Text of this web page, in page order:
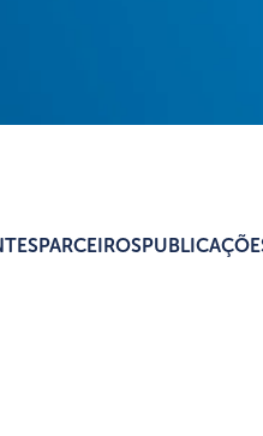
PARCEIROS